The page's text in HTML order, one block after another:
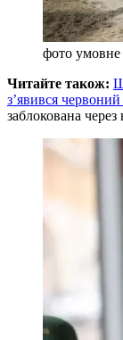
фото умовне
Читайте також:
з’явився
заблокована